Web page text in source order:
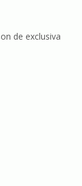
de exclusiva